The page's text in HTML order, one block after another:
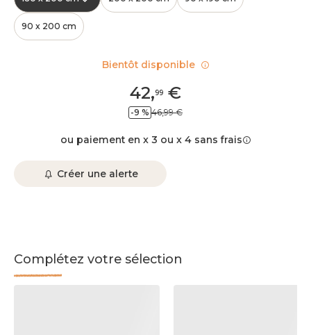
90 x 200 cm
42,99 €
-9 % 46,99 €
ou paiement en x 3 ou x 4 sans frais
Créer une alerte
Complétez votre sélection